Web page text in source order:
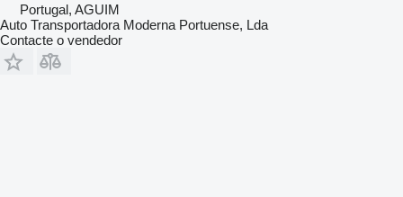
Portugal, AGUIM
Auto Transportadora Moderna Portuense, Lda
Contacte o vendedor